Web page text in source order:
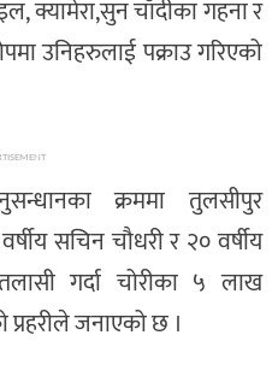
क्यामेरा,सुन चाँदीका गहना र
उनिहरुलाई पक्राउ गरिएको
क्रममा तुलसीपुर
सचिन चौधरी र २० वर्षीय
गर्दा चोरीका ५ लाख
प्रहरीले जनाएको छ ।